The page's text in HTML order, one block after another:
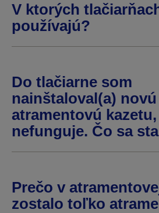
V ktorých
používajú?
Do tlačiarne som
nainštaloval(a) novú
atramentovú
nefunguje. Čo sa
Prečo v
zostalo toľko